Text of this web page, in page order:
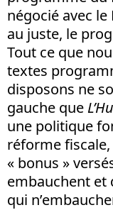
négocié avec le
au juste, le
Tout ce que
textes
disposons ne
gauche que
une politique
réforme
« bonus »
embauchent et
qui